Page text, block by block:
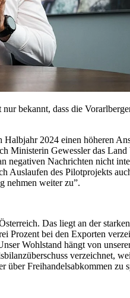
bekannt, dass die
2024 einen höheren
Ministerin Gewessler das
negativen Nachrichten nicht
Auslaufen des Pilotprojekts
nehmen weiter zu”.
Das liegt an der
bei den Exporten
Wohlstand hängt von
verzeichnet,
über Freihandelsabkommen